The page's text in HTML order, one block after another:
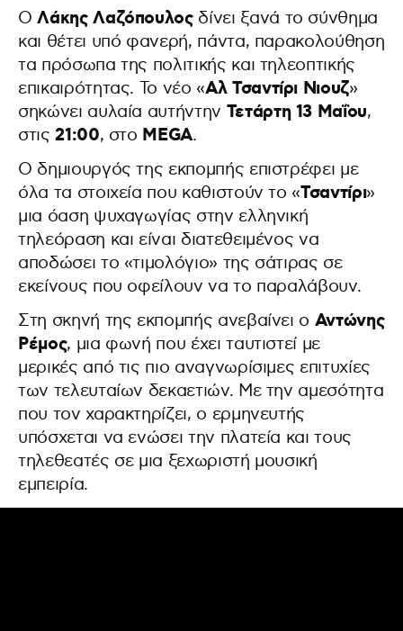
ΟΛάκης Λαζόπουλοςδίνει ξανά το σύνθημα
και θέτει υπό φανερή, πάντα, παρακολούθηση
τα πρόσωπα της πολιτικής και τηλεοπτικής
επικαιρότητας. Το νέο «Αλ Τσαντίρι Νιουζ»
σηκώνει αυλαία αυτήντην Τετάρτη 13 Μαΐου,
στις21:00, στο MEGA.
Ο δημιουργός της εκπομπής επιστρέφει με
όλα τα στοιχεία που καθιστούν το «Τσαντίρι»
μια όαση ψυχαγωγίας στην ελληνική
τηλεόραση και είναι διατεθειμένος να
αποδώσει το «τιμολόγιο» της σάτιρας σε
εκείνους που οφείλουν να το παραλάβουν.
Στη σκηνή της εκπομπής ανεβαίνει ο Αντώνης
Ρέμος, μια φωνή που έχει ταυτιστεί με
μερικές από τις πιο αναγνωρίσιμες επιτυχίες
των τελευταίων δεκαετιών. Με την αμεσότητα
που τον χαρακτηρίζει, ο ερμηνευτής
υπόσχεται να ενώσει την πλατεία και τους
τηλεθεατές σε μια ξεχωριστή μουσική
εμπειρία.